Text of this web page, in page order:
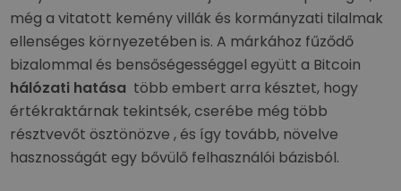
még a vitatott kemény villák és kormányzati tilalmak
ellenséges környezetében is. A márkához fűződő
bizalommal és bensőségességgel együtt a Bitcoin
hálózati hatása több embert arra késztet, hogy
értékraktárnak tekintsék, cserébe még több
résztvevőt ösztönözve , és így tovább, növelve
hasznosságát egy bővülő felhasználói bázisból.